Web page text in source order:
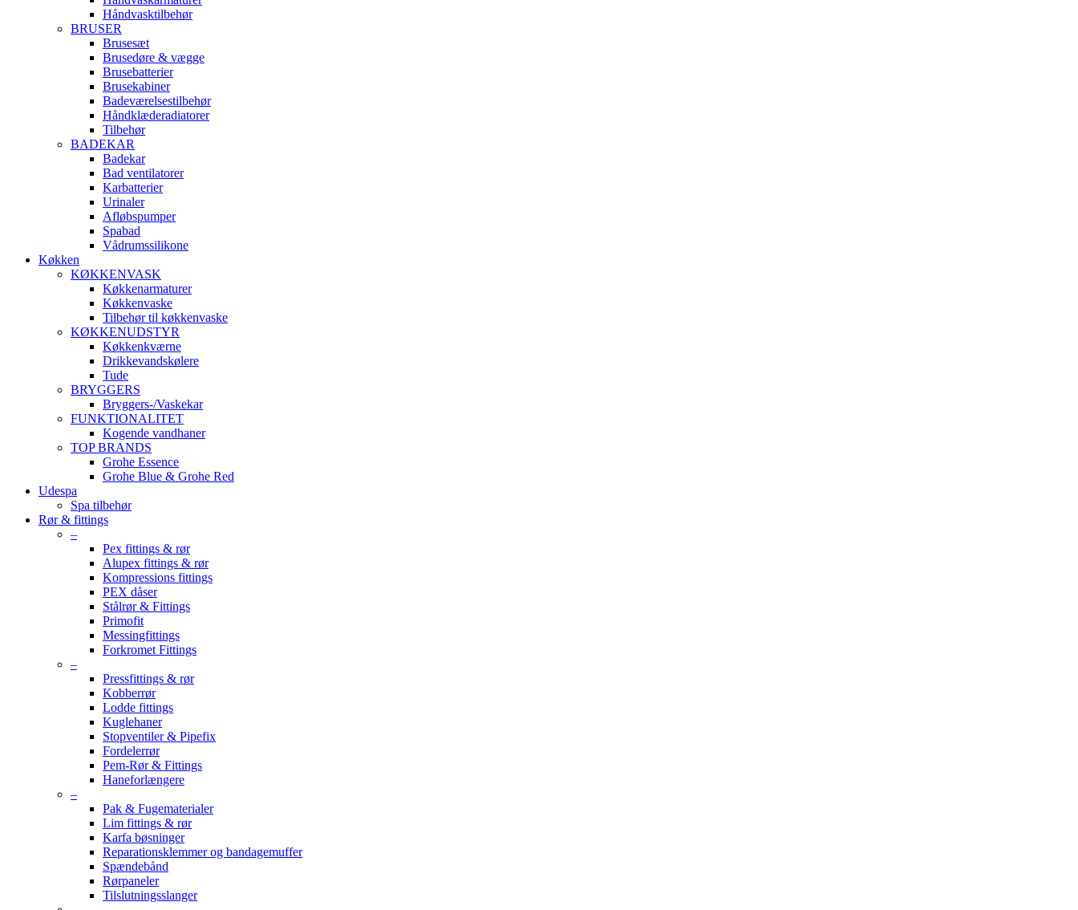
Håndvasktilbehør
BRUSER
Brusesæt
Brusedøre & vægge
Brusebatterier
Brusekabiner
Badeværelsestilbehør
Håndklæderadiatorer
Tilbehør
BADEKAR
Badekar
Bad ventilatorer
Karbatterier
Urinaler
Afløbspumper
Spabad
Vådrumssilikone
Køkken
KØKKENVASK
Køkkenarmaturer
Køkkenvaske
Tilbehør til køkkenvaske
KØKKENUDSTYR
Køkkenkværne
Drikkevandskølere
Tude
BRYGGERS
Bryggers-/Vaskekar
FUNKTIONALITET
Kogende vandhaner
TOP BRANDS
Grohe Essence
Grohe Blue & Grohe Red
Udespa
Spa tilbehør
Rør & fittings
–
Pex fittings & rør
Alupex fittings & rør
Kompressions fittings
PEX dåser
Stålrør & Fittings
Primofit
Messingfittings
Forkromet Fittings
–
Pressfittings & rør
Kobberrør
Lodde fittings
Kuglehaner
Stopventiler & Pipefix
Fordelerrør
Pem-Rør & Fittings
Haneforlængere
–
Pak & Fugematerialer
Lim fittings & rør
Karfa bøsninger
Reparationsklemmer og bandagemuffer
Spændebånd
Rørpaneler
Tilslutningsslanger